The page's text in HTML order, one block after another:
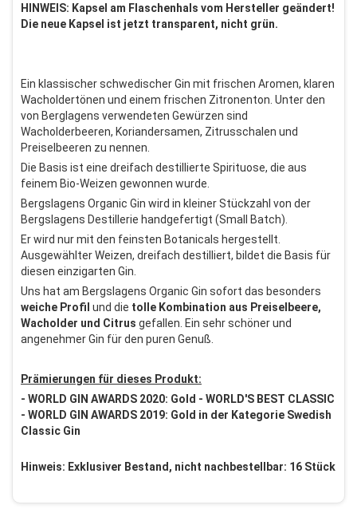
HINWEIS: Kapsel am Flaschenhals vom Hersteller geändert!
Die neue Kapsel ist jetzt transparent, nicht grün.
Ein klassischer schwedischer Gin mit frischen Aromen, klaren
Wacholdertönen und einem frischen Zitronenton. Unter den
von Berglagens verwendeten Gewürzen sind
Wacholderbeeren, Koriandersamen, Zitrusschalen und
Preiselbeeren zu nennen.
Die Basis ist eine dreifach destillierte Spirituose, die aus
feinem Bio-Weizen gewonnen wurde.
Bergslagens Organic Gin wird in kleiner Stückzahl von der
Bergslagens Destillerie handgefertigt (Small Batch).
Er wird nur mit den feinsten Botanicals hergestellt.
Ausgewählter Weizen, dreifach destilliert, bildet die Basis für
diesen einzigarten Gin.
Uns hat am Bergslagens Organic Gin sofort das besonders
weiche Profil und die tolle Kombination aus Preiselbeere,
Wacholder und Citrus gefallen. Ein sehr schöner und
angenehmer Gin für den puren Genuß.
Prämierungen für dieses Produkt:
- WORLD GIN AWARDS 2020: Gold - WORLD'S BEST CLASSIC
- WORLD GIN AWARDS 2019: Gold in der Kategorie Swedish
Classic Gin
Hinweis: Exklusiver Bestand, nicht nachbestellbar: 16 Stück